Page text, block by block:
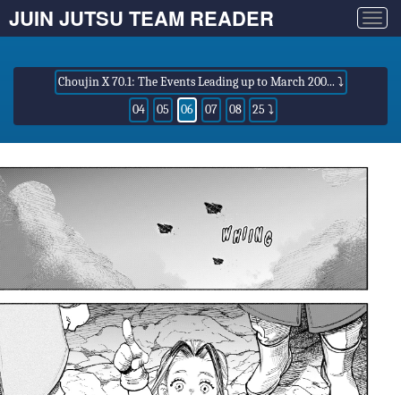
JUIN JUTSU TEAM READER
Choujin X 70.1: The Events Leading up to March 200... ⤵
04
05 06 07 08 25 ⤵